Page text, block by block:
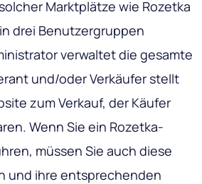
Marktplätze wie Rozetka
drei Benutzergruppen
verwaltet die gesamte
und/oder Verkäufer stellt
zum Verkauf, der Käufer
Wenn Sie ein Rozetka-
müssen Sie auch diese
und ihre entsprechenden